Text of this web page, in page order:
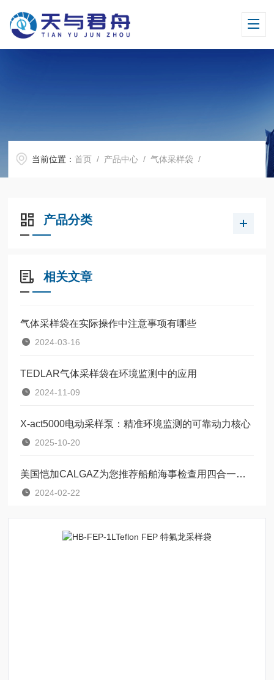
当前位置：首页 / 产品中心 /气体采样袋 /
产品分类
相关文章
气体采样袋在实际操作中注意事项有哪些
2024-03-16
TEDLAR气体采样袋在环境监测中的应用
2024-11-09
X-act5000电动采样泵：精准环境监测的可靠动力核心
2025-10-20
美国恺加CALGAZ为您推荐船舶海事检查用四合一标定气体8AL型号
2024-02-22